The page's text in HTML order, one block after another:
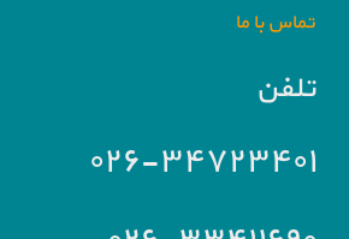
تماس با ما
تلفن
۰۲۶-۳۴۷۲۳۴۰۱